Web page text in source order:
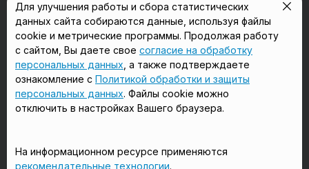
в Сергиевом Посаде в Люберцах
в Красногорске в Королёве
в Домодедово в Щёлково
Мы в соцсетях
Для улучшения работы и сбора статистических
данных сайта собираются данные, используя файлы
cookie и метрические программы. Продолжая работу
с сайтом, Вы даете свое согласие на обработку
персональных данных , а также подтверждаете
ознакомление с Политикой обработки и защиты
персональных данных. Файлы cookie можно
отключить в настройках Вашего браузера.
На информационном ресурсе применяются
рекомендательные технологии.